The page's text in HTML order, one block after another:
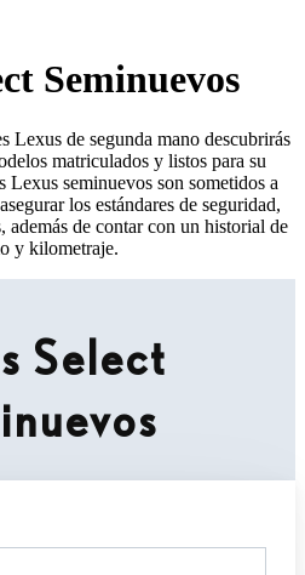
Seminuevos
Lexus de segunda mano descubrirás
matriculados y listos para su
Lexus seminuevos son sometidos a
los estándares de seguridad,
de contar con un historial de
y kilometraje.
Select